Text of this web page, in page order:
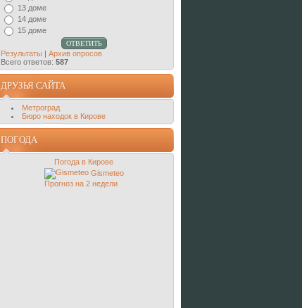
13 доме
14 доме
15 доме
Результаты | Архив опросов
Всего ответов: 587
ДРУЗЬЯ САЙТА
Метроград
Бюро находок в Кирове
ПОГОДА
Погода в Кирове
Gismeteo
Прогноз на 2 недели